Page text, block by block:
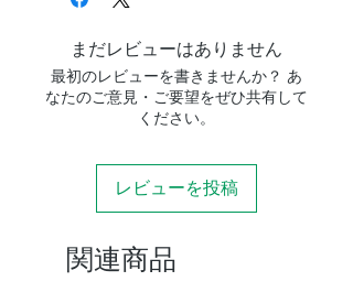
センサーサ
イズ
1/2.8 インチ
2.9um×2.9um
有効画素 1920×1080
まだレビューはありません
最初のレビューを書きませんか？ あ
なたのご意見・ご要望をぜひ共有して
ください。
レビューを投稿
関連商品